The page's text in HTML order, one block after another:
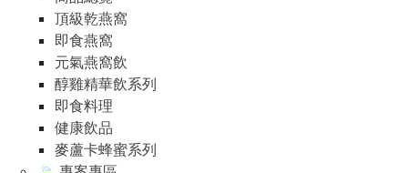
頂級乾燕窩
即食燕窩
元氣燕窩飲
醇雞精華飲系列
即食料理
健康飲品
麥蘆卡蜂蜜系列